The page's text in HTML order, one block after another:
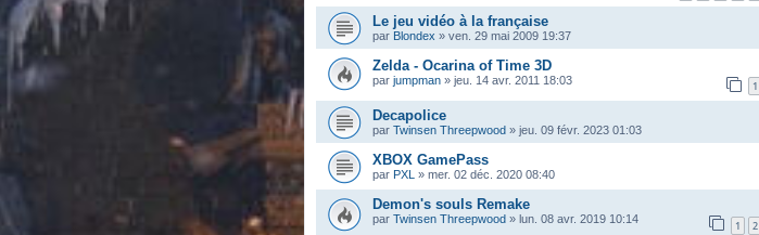
Le jeu vidéo à la française
par Blondex » ven. 29 mai 2009 19:37
Zelda - Ocarina of Time 3D
par jumpman » jeu. 14 avr. 2011 18:03 1
Decapolice
par Twinsen Threepwood » jeu. 09 févr. 2023 01:03
XBOX GamePass
par PXL » mer. 02 déc. 2020 08:40
Demon's souls Remake
par Twinsen Threepwood » lun. 08 avr. 2019 10:14 1 2